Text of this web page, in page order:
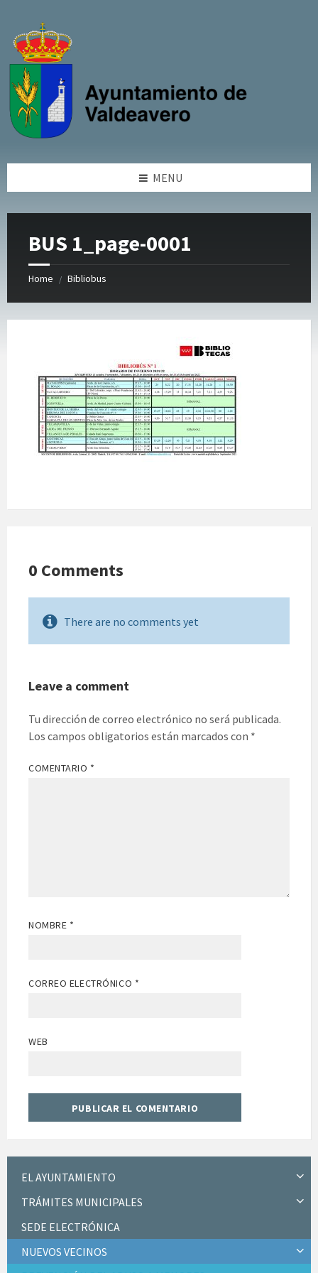
content
sidebar
footer
MENU
BUS 1_page-0001
Home / Bibliobus
0 Comments
There are no comments yet
Leave a comment
Tu dirección de correo electrónico no será publicada.
Los campos obligatorios están marcados con *
COMENTARIO *
NOMBRE *
CORREO ELECTRÓNICO *
WEB
EL AYUNTAMIENTO
TRÁMITES MUNICIPALES
SEDE ELECTRÓNICA
NUEVOS VECINOS